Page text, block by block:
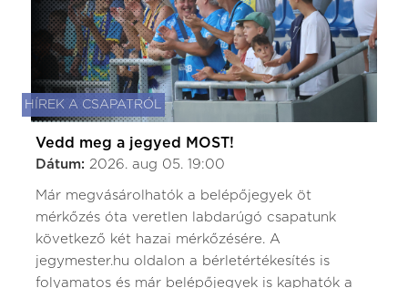
HÍREK A CSAPATRÓL
Vedd meg a jegyed MOST!
Dátum: 2026. aug 05. 19:00
Már megvásárolhatók a belépőjegyek öt
mérkőzés óta veretlen labdarúgó csapatunk
következő két hazai mérkőzésére. A
jegymester.hu oldalon a bérletértékesítés is
folyamatos és már belépőjegyek is kaphatók a